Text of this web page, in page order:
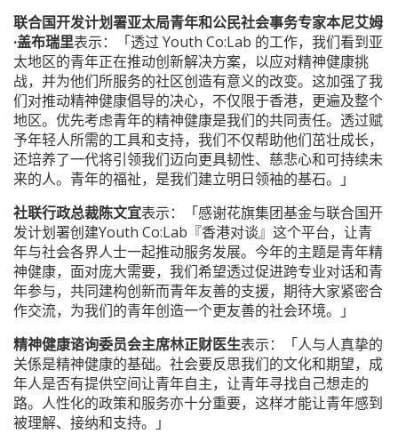
联合国开发计划署亚太局青年和公民社会事务专家本尼艾姆
·盖布瑞里表示：「透过 Youth Co:Lab 的工作，我们看到亚
太地区的青年正在推动创新解决方案，以应对精神健康挑
战，并为他们所服务的社区创造有意义的改变。这加强了我
们对推动精神健康倡导的决心，不仅限于香港，更遍及整个
地区。优先考虑青年的精神健康是我们的共同责任。透过赋
予年轻人所需的工具和支持，我们不仅帮助他们茁壮成长，
还培养了一代将引领我们迈向更具韧性、慈悲心和可持续未
来的人。青年的福祉，是我们建立明日领袖的基石。」
社联行政总裁陈文宜表示：「感谢花旗集团基金与联合国开
发计划署创建Youth Co:Lab『香港对谈』这个平台，让青
年与社会各界人士一起推动服务发展。今年的主题是青年精
神健康，面对庞大需要，我们希望透过促进跨专业对话和青
年参与，共同建构创新而青年友善的支援，期待大家紧密合
作交流，为我们的青年创造一个更友善的社会环境。」
精神健康谘询委员会主席林正财医生表示：「人与人真挚的
关係是精神健康的基础。社会要反思我们的文化和期望，成
年人是否有提供空间让青年自主，让青年寻找自己想走的
路。人性化的政策和服务亦十分重要，这样才能让青年感到
被理解、接纳和支持。」